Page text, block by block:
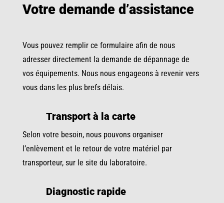
Votre demande d’assistance
Vous pouvez remplir ce formulaire afin de nous
adresser directement la demande de dépannage de
vos équipements. Nous nous engageons à revenir vers
vous dans les plus brefs délais.
Transport à la carte
Selon votre besoin, nous pouvons organiser
l’enlèvement et le retour de votre matériel par
transporteur, sur le site du laboratoire.
Diagnostic rapide